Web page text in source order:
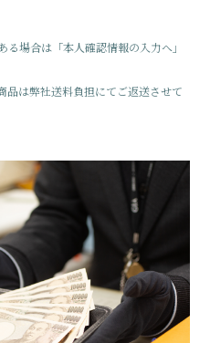
場合は「本人確認情報の入力へ」
品は弊社送料負担にてご返送させて